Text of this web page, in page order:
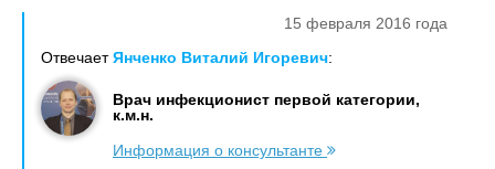
15 февраля 2016 года
ОтвечаетЯнченко Виталий Игоревич:
Врач инфекционист первой категории,
к.м.н.
Информация о консультанте